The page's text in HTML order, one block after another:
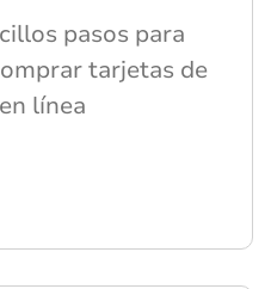
pasos para
tarjetas de
línea